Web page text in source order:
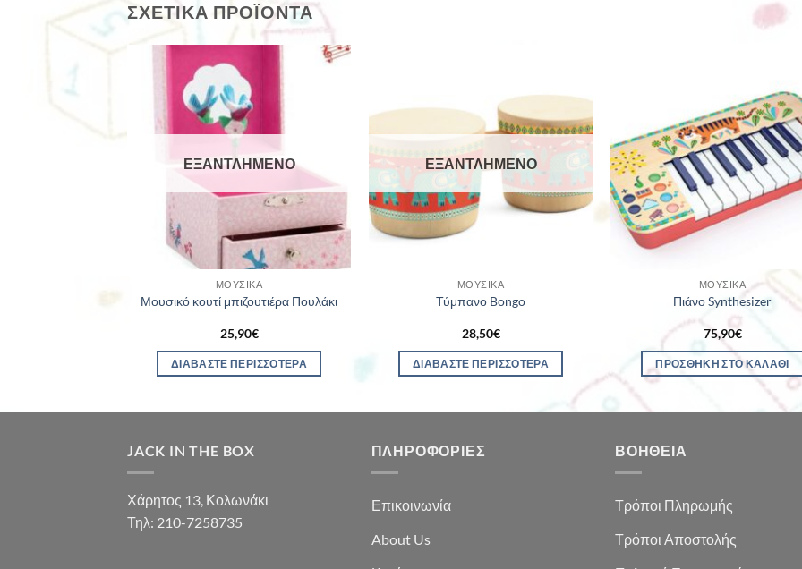
ΣΧΕΤΙΚΆ ΠΡΟΪΌΝΤΑ
ΕΞΑΝΤΛΗΜΈΝΟ
ΜΟΥΣΙΚΆ
Μουσικό κουτί μπιζουτιέρα Πουλάκι
25,90€
ΔΙΑΒΆΣΤΕ ΠΕΡΙΣΣΌΤΕΡΑ
ΕΞΑΝΤΛΗΜΈΝΟ
ΜΟΥΣΙΚΆ
Τύμπανο Bongo
28,50€
ΔΙΑΒΆΣΤΕ ΠΕΡΙΣΣΌΤΕΡΑ
ΜΟΥΣΙΚΆ
Πιάνο Synthesizer
75,90€
ΠΡΟΣΘΉΚΗ ΣΤΟ ΚΑΛΆΘΙ
JACK IN THE BOX
Χάρητος 13, Κολωνάκι
Τηλ: 210-7258735
ΠΛΗΡΟΦΟΡΊΕΣ
Επικοινωνία
About Us
ΒΟΉΘΕΙΑ
Τρόποι Πληρωμής
Τρόποι Αποστολής